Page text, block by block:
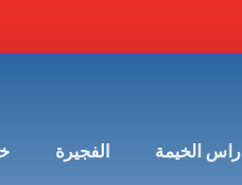
راس الخيمة الفجيرة